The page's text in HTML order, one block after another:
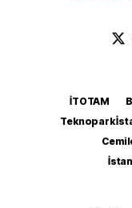
İTOTAM
Teknopark